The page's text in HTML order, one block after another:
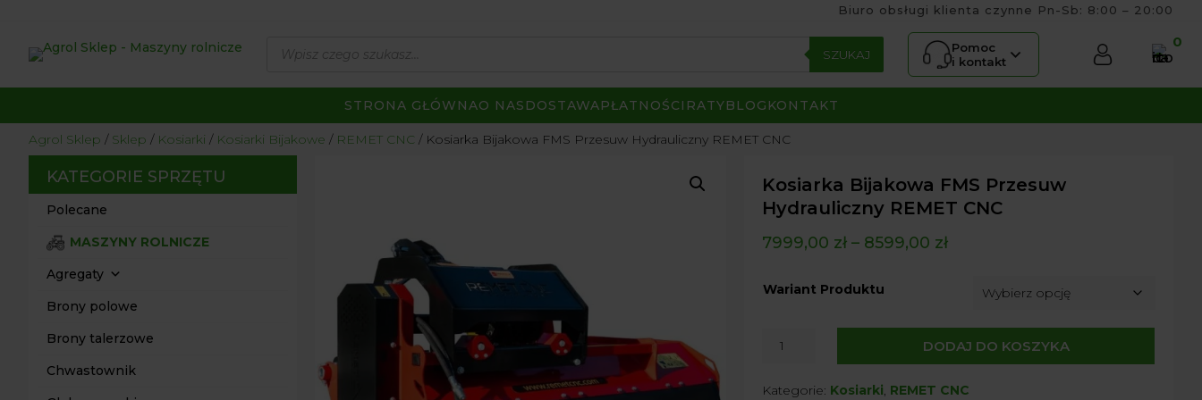
Biuro obsługi klienta czynne Pn-Sb: 8:00 – 20:00
produktów SZUKAJ
Pomoc
i kontakt
0
STRONA GŁÓWNAO NAS DOSTAWAPŁATNOŚCI RATYBLOG KONTAKT
Agrol Sklep Sklep Kosiarki Kosiarki Bijakowe REMET CNC Kosiarka Bijakowa FMS Przesuw Hydrauliczny REMET CNC
KATEGORIE SPRZĘTU
Polecane
MASZYNY ROLNICZE
Agregaty
Brony polowe
Brony talerzowe
Chwastownik
Kosiarka Bijakowa FMS Przesuw
Hydrauliczny REMET CNC
7999,00 zł – 8599,00 zł
Wariant Produktu
DODAJ DO KOSZYKA
Kategorie: Kosiarki, REMET CNC